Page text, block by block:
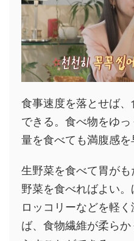
食事速度を落とせば
できる。食べ物をゆ
量を食べても満腹感を
生野菜を食べて胃が
野菜を食べればよい
ロッコリーなどを軽
ば、食物繊維が柔ら